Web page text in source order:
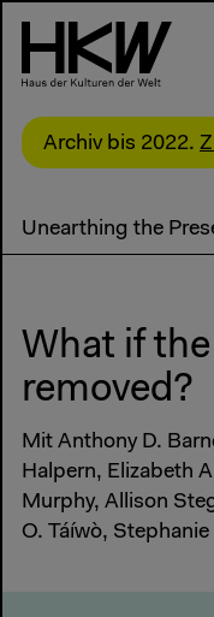
Archiv bis 2022.
Unearthing the
What if
removed?
Mit Anthony D.
Halpern, Elizabeth
Murphy, Allison
O. Táíwò,